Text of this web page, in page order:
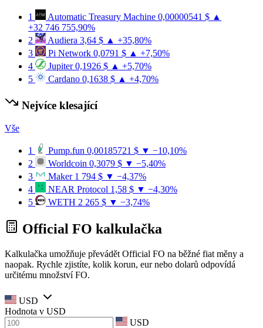
1 Automatic Treasury Machine 0,00000541 $ ▲
+32 746 755,90%
2
Audiera 3,64 $ ▲ +35,80%
3
Pi Network 0,0791 $ ▲ +7,50%
4
Jupiter 0,1926 $ ▲ +5,70%
5
Cardano 0,1638 $ ▲ +4,70%
Nejvíce klesající
Vše
1 Pump.fun 0,00185721 $ ▼ −10,10%
2
Worldcoin 0,3079 $ ▼ −5,40%
3
Maker 1 794 $ ▼ −4,37%
4
NEAR Protocol 1,58 $ ▼ −4,30%
5
WETH 2 265 $ ▼ −3,74%
Official FO kalkulačka
Kalkulačka umožňuje převádět Official FO na běžné fiat měny a
naopak. Rychle zjistíte, kolik korun, eur nebo dolarů odpovídá
určitému množství FO.
USD
Hodnota v USD
USD